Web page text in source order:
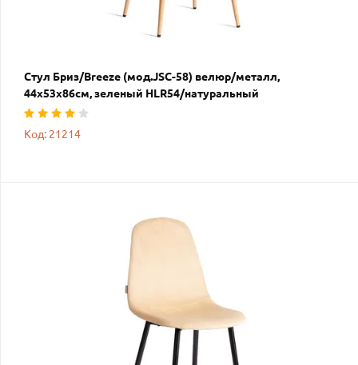
Стул Бриз/Breeze (мод.JSC-58) велюр/металл,
44х53х86см, зеленый HLR54/натуральный
Код: 21214